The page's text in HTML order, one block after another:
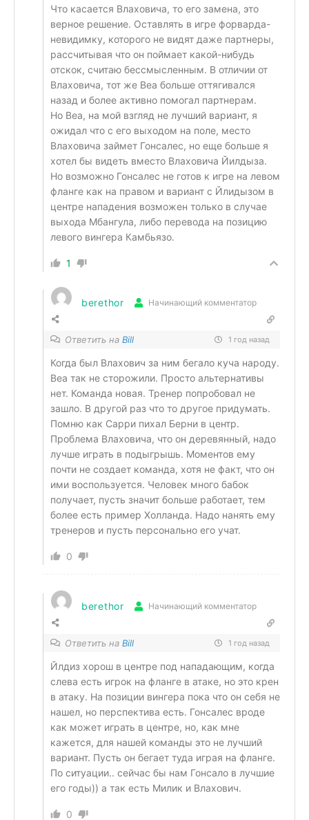
Что касается Влаховича, то его замена, это
верное решение. Оставлять в игре форварда-
невидимку, которого не видят даже партнеры,
рассчитывая что он поймает какой-нибудь
отскок, считаю бессмысленным. В отличии от
Влаховича, тот же Веа больше оттягивался
назад и более активно помогал партнерам.
Но Веа, на мой взгляд не лучший вариант, я
ожидал что с его выходом на поле, место
Влаховича займет Гонсалес, но еще больше я
хотел бы видеть вместо Влаховича Йилдыза.
Но возможно Гонсалес не готов к игре на левом
фланге как на правом и вариант с Йлидызом в
центре нападения возможен только в случае
выхода Мбангула, либо перевода на позицию
левого вингера Камбьязо.
1
berethor Начинающий комментатор
Ответить на Bill 1 год назад
Когда был Влахович за ним бегало куча народу.
Веа так не сторожили. Просто альтернативы
нет. Команда новая. Тренер попробовал не
зашло. В другой раз что то другое придумать.
Помню как Сарри пихал Берни в центр.
Проблема Влаховича, что он деревянный, надо
лучше играть в подыгрышь. Моментов ему
почти не создает команда, хотя не факт, что он
ими воспользуется. Человек много бабок
получает, пусть значит больше работает, тем
более есть пример Холланда. Надо нанять ему
тренеров и пусть персонально его учат.
0
berethor Начинающий комментатор
Ответить на Bill 1 год назад
Йлдиз хорош в центре под нападающим, когда
слева есть игрок на фланге в атаке, но это крен
в атаку. На позиции вингера пока что он себя не
нашел, но перспектива есть. Гонсалес вроде
как может играть в центре, но, как мне
кажется, для нашей команды это не лучший
вариант. Пусть он бегает туда играя на фланге.
По ситуации.. сейчас бы нам Гонсало в лучшие
его годы)) а так есть Милик и Влахович.
0